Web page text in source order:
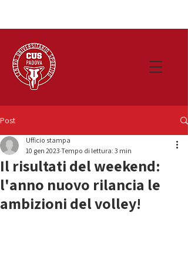
Post
Il risultati del weekend:
l'anno nuovo rilancia le
ambizioni del volley!
Ufficio stampa
10 gen 2023 Tempo di lettura: 3 min